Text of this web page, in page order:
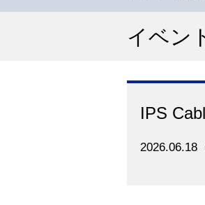
イベン
IPS
2026.06.18